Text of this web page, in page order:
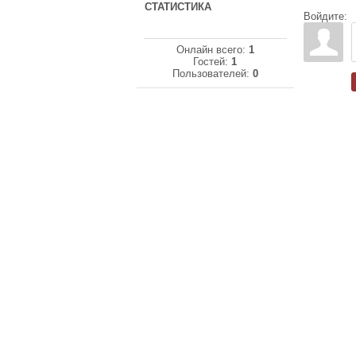
СТАТИСТИКА
Онлайн всего: 1
Гостей:1
Пользователей: 0
Войдите: